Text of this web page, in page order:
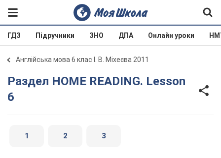
ГДЗ Підручники ЗНО ДПА Онлайн уроки
Англійська мова 6 клас І. В. Міхеєва 2011
Раздел HOME READING. Lesson
6
1 2 3